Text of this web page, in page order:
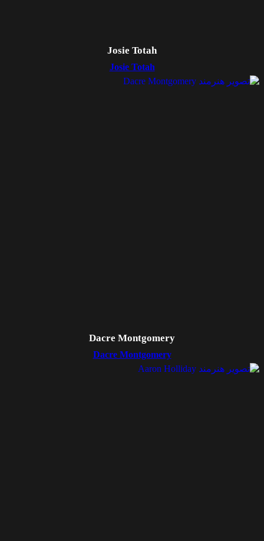
Josie Totah
Josie Totah
Dacre Montgomery
Dacre Montgomery